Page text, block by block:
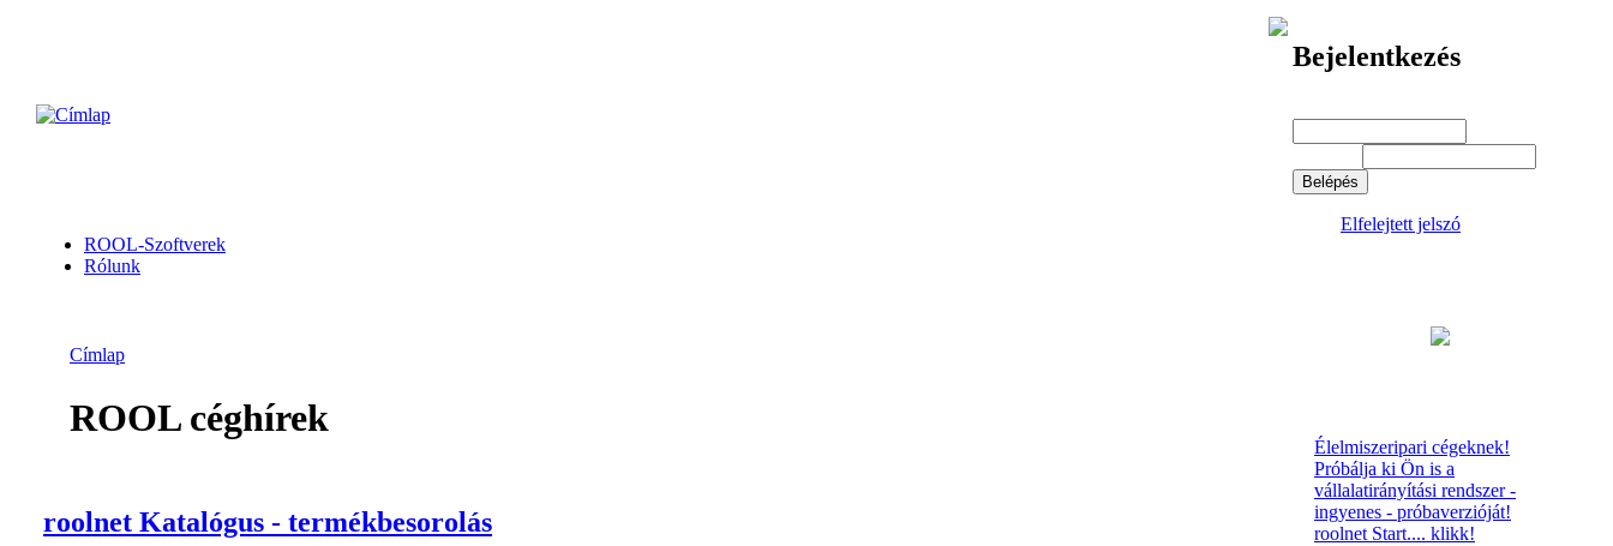
ROOL-Szoftverek
Rólunk
Bejelentkezés
Elfelejtett jelszó
Címlap
ROOL céghírek
roolnet Katalógus - termékbesorolás
Élelmiszeripari cégeknek!
Próbálja ki Ön is a
vállalatirányítási rendszer -
ingyenes - próbaverzióját!
roolnet Start.... klikk!